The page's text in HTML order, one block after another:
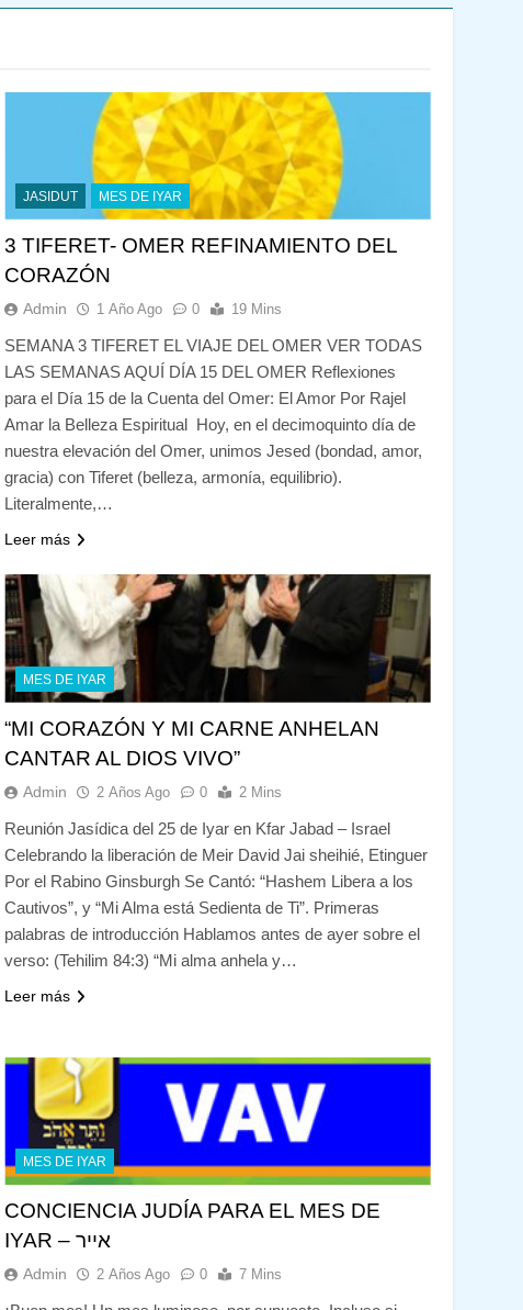
JASIDUT MES DE IYAR
3 TIFERET- OMER REFINAMIENTO DEL
CORAZÓN
Admin 1 Año Ago 0 19 Mins
SEMANA 3 TIFERET EL VIAJE DEL OMER VER TODAS
LAS SEMANAS AQUÍ DÍA 15 DEL OMER Reflexiones
para el Día 15 de la Cuenta del Omer: El Amor Por Rajel
Amar la Belleza Espiritual Hoy, en el decimoquinto día de
nuestra elevación del Omer, unimos Jesed (bondad, amor,
gracia) con Tiferet (belleza, armonía, equilibrio).
Literalmente,…
Leer más
MES DE IYAR
“MI CORAZÓN Y MI CARNE ANHELAN
CANTAR AL DIOS VIVO”
Admin 2 Años Ago 0 2 Mins
Reunión Jasídica del 25 de Iyar en Kfar Jabad – Israel
Celebrando la liberación de Meir David Jai sheihié, Etinguer
Por el Rabino Ginsburgh Se Cantó: “Hashem Libera a los
Cautivos”, y “Mi Alma está Sedienta de Ti”. Primeras
palabras de introducción Hablamos antes de ayer sobre el
verso: (Tehilim 84:3) “Mi alma anhela y…
Leer más
MES DE IYAR
CONCIENCIA JUDÍA PARA EL MES DE
IYAR – אייר
Admin 2 Años Ago 0 7 Mins